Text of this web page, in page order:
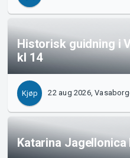
Historisk guidning i
kl 14
Kjøp 22 aug 2026,
Katarina